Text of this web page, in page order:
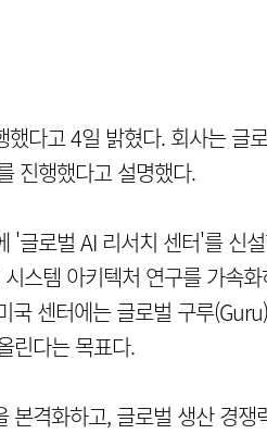
다고 4일 밝혔다. 회사는 글
진행했다고 설명했다.
'글로벌 AI 리서치 센터'를 신
스템 아키텍처 연구를 가속
국 센터에는 글로벌 구루
린다는 목표다.
격화하고, 글로벌 생산 경쟁